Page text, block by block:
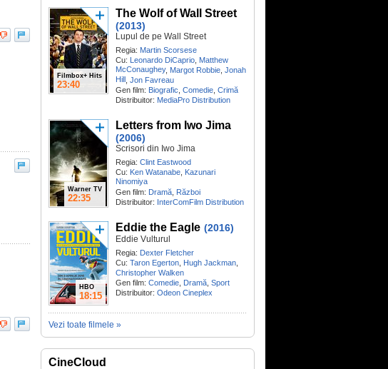
Filmbox+ Hits
23:40
The Wolf of Wall Street
(2013)
Lupul de pe Wall Street
Regia: Martin Scorsese
Cu: Leonardo DiCaprio Matthew
McConaughey, Margot Robbie Jonah
Hill Jon Favreau
Gen film: Biografic Comedie Crimă
Distribuitor: MediaPro Distribution
Warner TV
22:35
Letters from Iwo Jima
(2006)
Scrisori din Iwo Jima
Regia: Clint Eastwood
Cu: Ken Watanabe Kazunari
Ninomiya
Gen film: Dramă Război
Distribuitor: InterComFilm Distribution
HBO
18:15
Eddie the Eagle (2016)
Eddie Vulturul
Regia: Dexter Fletcher
Cu: Taron Egerton Hugh Jackman
Christopher Walken
Gen film: Comedie Dramă Sport
Distribuitor: Odeon Cineplex
Vezi toate filmele »
CineCloud